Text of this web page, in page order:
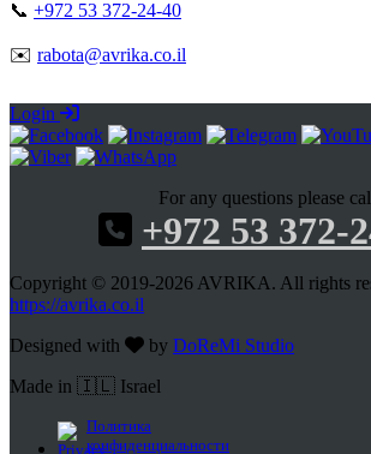
📞 +972 53 372-24-40
✉️ rabota@avrika.co.il
Login
For any questions please
+972 53 372-
Copyright © 2019-2026 AVRIKA. All rights
https://avrika.co.il
Designed with
by DoReMi Studio
Made in 🇮🇱 Israel
Политика
конфиденциальности